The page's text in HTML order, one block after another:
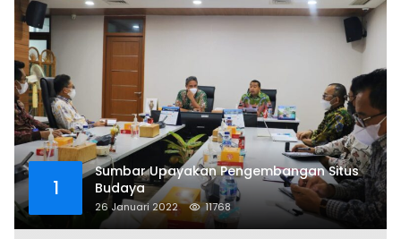
1
Sumbar Upayakan Pengembangan Situs
Budaya
26 Januari 2022 11768